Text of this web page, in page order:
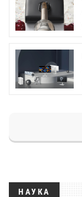
НАУКА